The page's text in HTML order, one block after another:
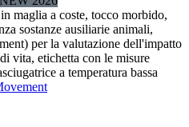
maglia a coste, tocco morbido,
sostanze ausiliarie animali,
per la valutazione dell'impatto
vita, etichetta con le misure
a temperatura bassa